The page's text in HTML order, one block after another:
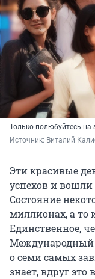
Только полюбуйтесь на
Источник: Виталий
Эти красивые
успехов и
Состояние
миллионах, а то
Единственное,
Международный
о семи самых
знает, вдруг это